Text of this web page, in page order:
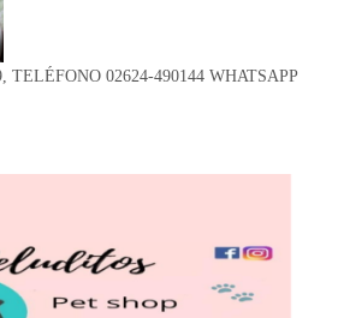
TELÉFONO 02624-490144 WHATSAPP